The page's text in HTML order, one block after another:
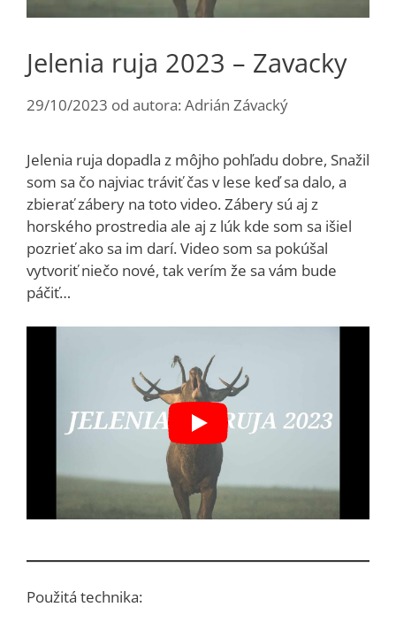
Jelenia ruja 2023 – Zavacky
29/10/2023 od autora: Adrián Závacký
Jelenia ruja dopadla z môjho pohľadu dobre, Snažil
som sa čo najviac tráviť čas v lese keď sa dalo, a
zbierať zábery na toto video. Zábery sú aj z
horského prostredia ale aj z lúk kde som sa išiel
pozrieť ako sa im darí. Video som sa pokúšal
vytvoriť niečo nové, tak verím že sa vám bude
páčiť…
Použitá technika: